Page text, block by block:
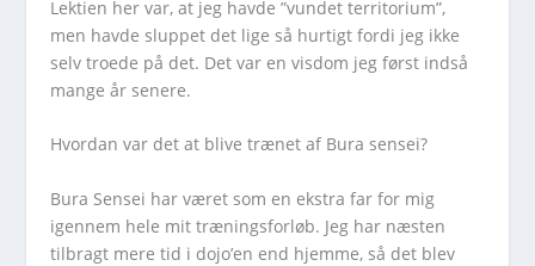
Lektien her var, at jeg havde ”vundet territorium”,
men havde sluppet det lige så hurtigt fordi jeg ikke
selv troede på det. Det var en visdom jeg først indså
mange år senere.
Hvordan var det at blive trænet af Bura sensei?
Bura Sensei har været som en ekstra far for mig
igennem hele mit træningsforløb. Jeg har næsten
tilbragt mere tid i dojo’en end hjemme, så det blev